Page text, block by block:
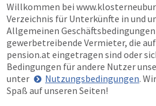
Willkommen bei
Verzeichnis für Unterkünfte in und
Allgemeinen
gewerbetreibende Vermieter, die auf
pension.at eingetragen sind oder
Bedingungen für andere Nutzer
unter
Nutzungsbedingungen.
Spaß auf unseren Seiten!